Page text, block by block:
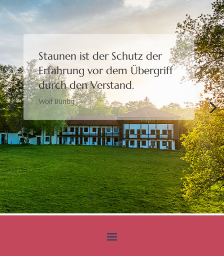
Staunen ist der Schutz der
Erfahrung vor dem Übergriff
durch den Verstand.
Wolf Büntig